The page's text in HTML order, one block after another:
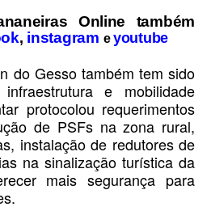
Online também
, instagram eyoutube
do Gesso também tem sido
e mobilidade
protocolou requerimentos
de PSFs na zona rural,
instalação de redutores de
na sinalização turística da
mais segurança para